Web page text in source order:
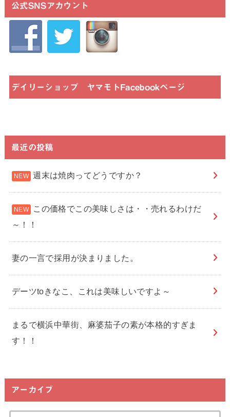
公式SNSアカウント
デイリーショップ ヤマモトFacebookページ
最近の投稿
週末は焼肉ってどうですか？
この価格でこの美味しさは・・売れるわけだ
～！！
妻の一言で採用が決まりました。
デーツtoきなこ、これは美味しいですよ～
まるで横浜中華街、麻婆茄子の素が本格的すぎま
す！！
アーカイブ